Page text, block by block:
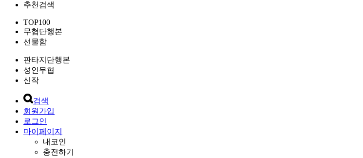
추천검색
TOP100
무협단행본
선물함
판타지단행본
성인무협
신작
검색
회원가입
로그인
마이페이지
내코인
충전하기